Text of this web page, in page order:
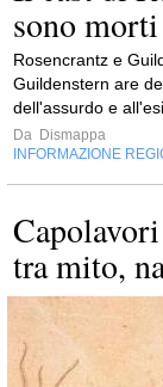
sono
Rosencrantz e
Guildenstern are
dell'assurdo e
Da Dismappa
INFORMAZIONE
tra mito,